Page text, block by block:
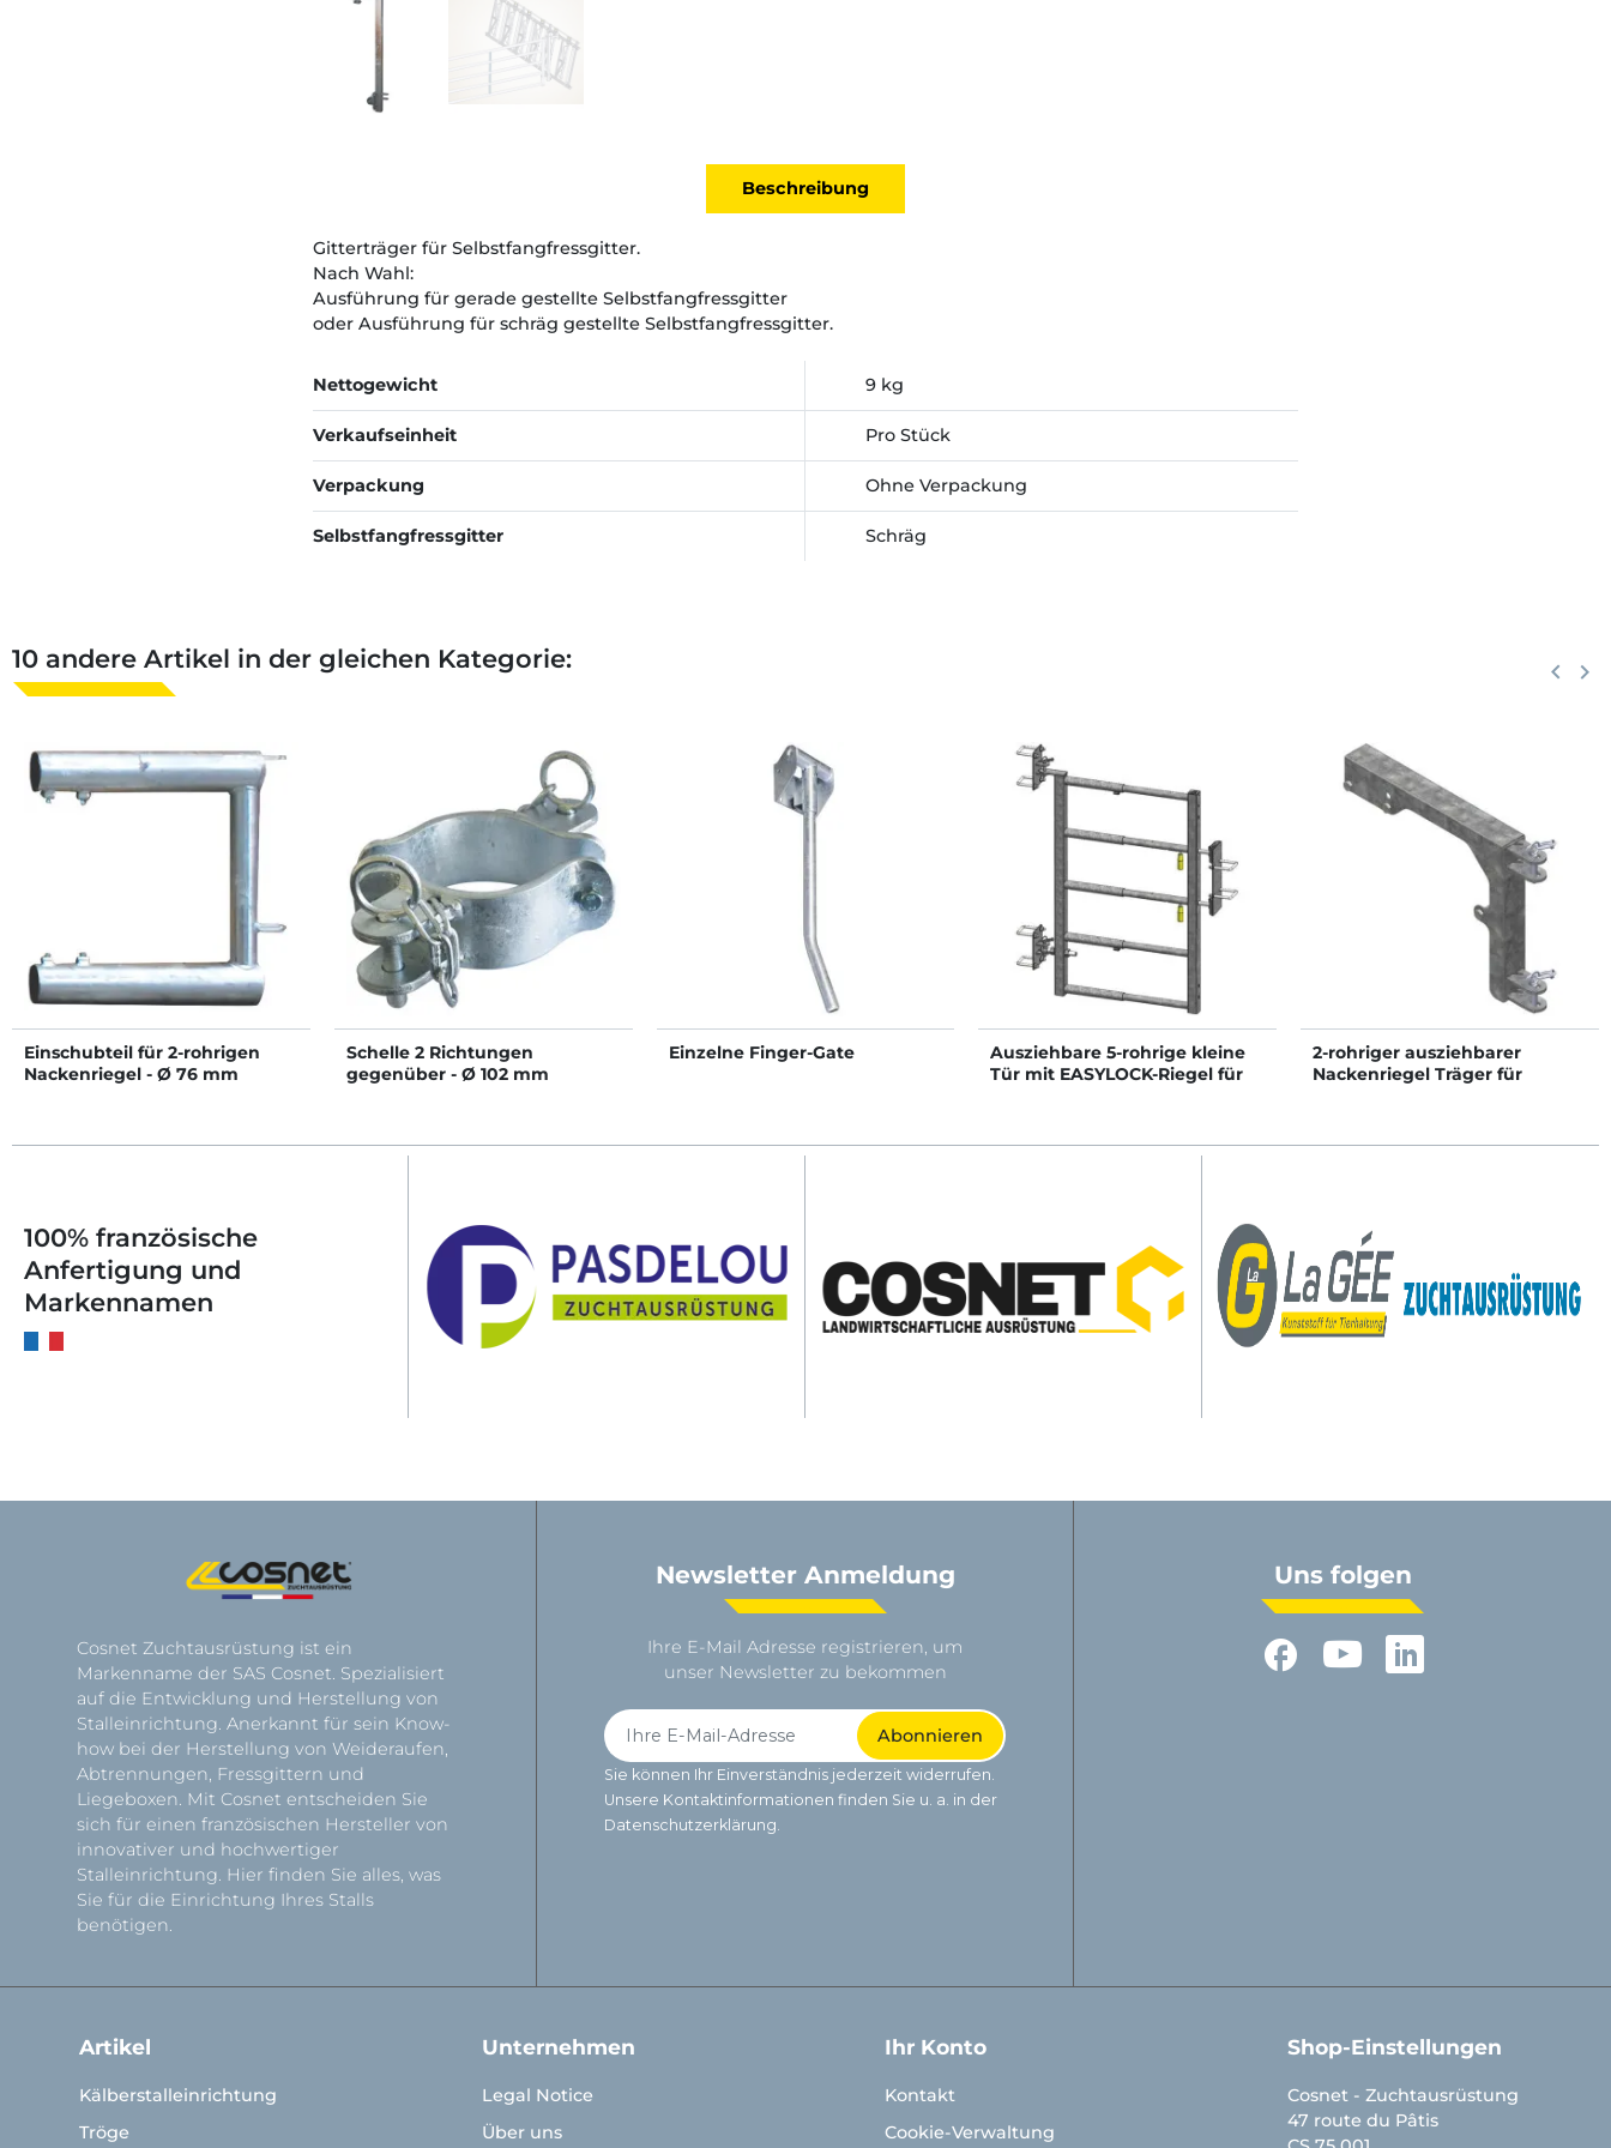
Beschreibung
Gitterträger für Selbstfangfressgitter.
Nach Wahl:
Ausführung für gerade gestellte Selbstfangfressgitter
oder Ausführung für schräg gestellte Selbstfangfressgitter.
Nettogewicht 9 kg
Verkaufseinheit Pro Stück
Verpackung Ohne Verpackung
Selbstfangfressgitter Schräg
10 andere Artikel in der gleichen Kategorie: Zurück
keyboard_arrow_left keyboard_arrow_right
Einschubteil für 2-rohrigen
Nackenriegel - Ø 76 mm
Schelle 2 Richtungen
gegenüber - Ø 102 mm
Einzelne Finger-Gate
Ausziehbare 5-rohrige kleine
Tür mit EASYLOCK-Riegel für
2-rohriger ausziehbarer
Nackenriegel Träger für
100% französische
Anfertigung und
Markennamen
Cosnet Zuchtausrüstung ist ein
Markenname der SAS Cosnet. Spezialisiert
auf die Entwicklung und Herstellung von
Stalleinrichtung. Anerkannt für sein Know-
how bei der Herstellung von Weideraufen,
Abtrennungen, Fressgittern und
Liegeboxen. Mit Cosnet entscheiden Sie
sich für einen französischen Hersteller von
innovativer und hochwertiger
Stalleinrichtung. Hier finden Sie alles, was
Sie für die Einrichtung Ihres Stalls
benötigen.
Newsletter Anmeldung
Ihre E-Mail Adresse registrieren, um
unser Newsletter zu bekommen
Sie können Ihr Einverständnis jederzeit widerrufen.
Unsere Kontaktinformationen finden Sie u. a. in der
Datenschutzerklärung.
Uns folgen
Artikel
Kälberstalleinrichtung
Tröge
Unternehmen
Legal Notice
Über uns
Ihr Konto
Kontakt
Cookie-Verwaltung
Shop-Einstellungen
Cosnet - Zuchtausrüstung
47 route du Pâtis